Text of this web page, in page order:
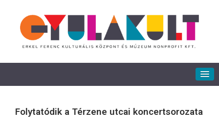
Folytatódik a Térzene utcai koncertsorozata